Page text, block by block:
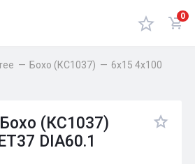
0
— Бохо (КС1037) — 6x15 4x100
(КС1037)
DIA60.1